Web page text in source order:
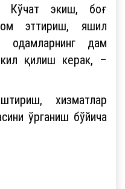
Кўчат экиш, боғ
эттириш, яшил
одамларнинг дам
қилиш керак, –
хизматлар
ўрганиш бўйича